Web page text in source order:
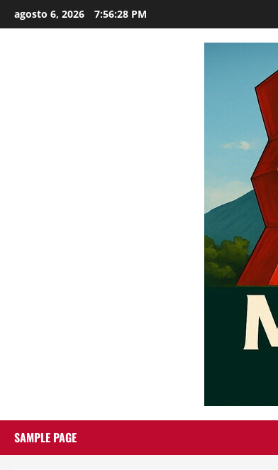
al
agosto 6, 2026 7:56:29 PM
SAMPLE PAGE